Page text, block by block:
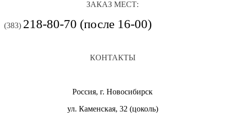
ЗАКАЗ МЕСТ:
(383) 218-80-70 (после 16-00)
КОНТАКТЫ
Россия, г. Новосибирск
ул. Каменская, 32 (цоколь)